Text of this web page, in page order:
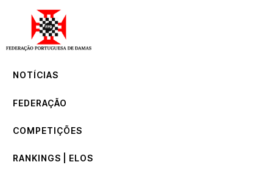
NOTÍCIAS
FEDERAÇÃO
COMPETIÇÕES
RANKINGS | ELOS